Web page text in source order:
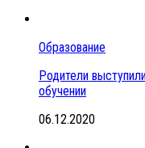
Образование
Родители
обучении
06.12.2020